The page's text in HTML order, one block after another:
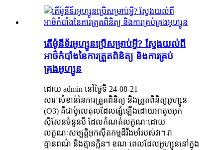
តើម៉ូនីទ័រអូហ្សូនប្រើសម្រាប់អ្វី? ស្វែងយល់ពី
អាថ៌កំបាំងនៃការត្រួតពិនិត្យ និងការគ្រប់
គ្រងអូហ្សូន
ដោយ admin នៅថ្ងៃទី 24-08-21
សារៈសំខាន់នៃការត្រួតពិនិត្យ និងត្រួតពិនិត្យអូហ្សូន
(O3) គឺជាម៉ូលេគុលដែលផ្សំឡើងដោយអាតូមអុក
ស៊ីសែនចំនួនបី ដែលកំណត់លក្ខណៈដោយ
លក្ខណៈសម្បត្តិអុកស៊ីតកម្មដ៏រឹងមាំរបស់វា។ វា
គ្មានពណ៌ និងគ្មានក្លិន។ ខណៈពេលដែលអូហ្សូននៅក្នុង